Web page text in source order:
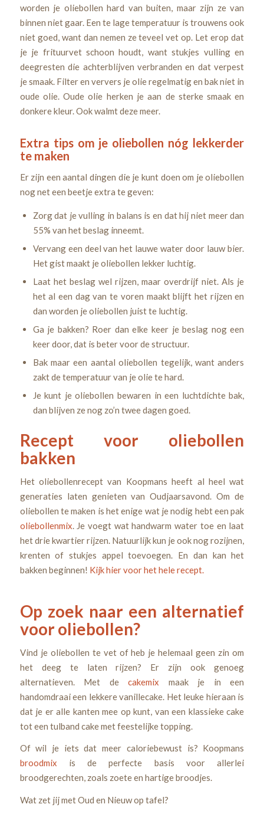
worden je oliebollen hard van buiten, maar zijn ze van
binnen niet gaar. Een te lage temperatuur is trouwens ook
niet goed, want dan nemen ze teveel vet op. Let erop dat
je je frituurvet schoon houdt, want stukjes vulling en
deegresten die achterblijven verbranden en dat verpest
je smaak. Filter en ververs je olie regelmatig en bak niet in
oude olie. Oude olie herken je aan de sterke smaak en
donkere kleur. Ook walmt deze meer.
Extra tips om je oliebollen nóg lekkerder
te maken
Er zijn een aantal dingen die je kunt doen om je oliebollen
nog net een beetje extra te geven:
Zorg dat je vulling in balans is en dat hij niet meer dan
55% van het beslag inneemt.
Vervang een deel van het lauwe water door lauw bier.
Het gist maakt je oliebollen lekker luchtig.
Laat het beslag wel rijzen, maar overdrijf niet. Als je
het al een dag van te voren maakt blijft het rijzen en
dan worden je oliebollen juist te luchtig.
Ga je bakken? Roer dan elke keer je beslag nog een
keer door, dat is beter voor de structuur.
Bak maar een aantal oliebollen tegelijk, want anders
zakt de temperatuur van je olie te hard.
Je kunt je oliebollen bewaren in een luchtdichte bak,
dan blijven ze nog zo’n twee dagen goed.
Recept voor oliebollen
bakken
Het oliebollenrecept van Koopmans heeft al heel wat
generaties laten genieten van Oudjaarsavond. Om de
oliebollen te maken is het enige wat je nodig hebt een pak
oliebollenmix. Je voegt wat handwarm water toe en laat
het drie kwartier rijzen. Natuurlijk kun je ook nog rozijnen,
krenten of stukjes appel toevoegen. En dan kan het
bakken beginnen! Kijk hier voor het hele recept.
Op zoek naar een alternatief
voor oliebollen?
Vind je oliebollen te vet of heb je helemaal geen zin om
het deeg te laten rijzen? Er zijn ook genoeg
alternatieven. Met de
cakemix maak je in een
handomdraai een lekkere vanillecake. Het leuke hieraan is
dat je er alle kanten mee op kunt, van een klassieke cake
tot een tulband cake met feestelijke topping.
Of wil je iets dat meer caloriebewust is? Koopmans
broodmix is de perfecte basis voor allerlei
broodgerechten, zoals zoete en hartige broodjes.
Wat zet jij met Oud en Nieuw op tafel?